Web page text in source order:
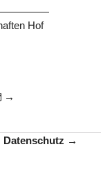
Hof
Datenschutz